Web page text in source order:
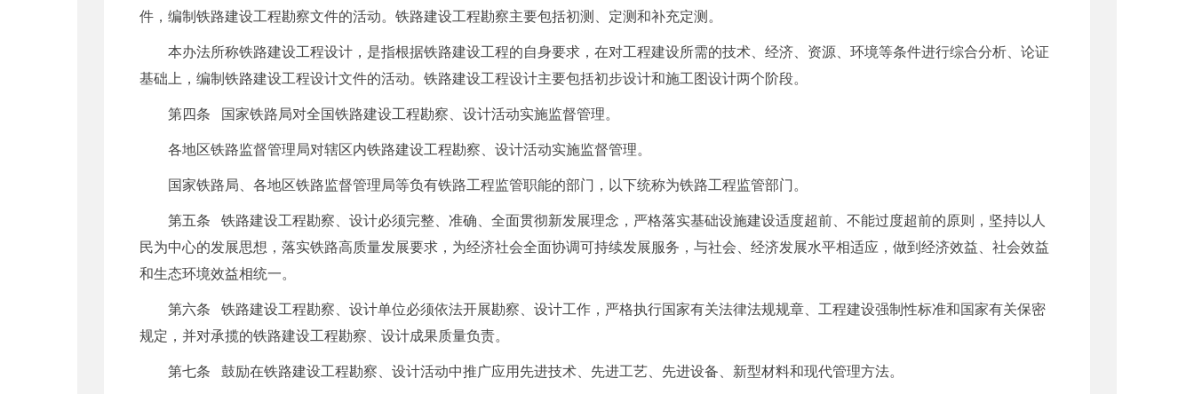
件，编制铁路建设工程勘察文件的活动。铁路建设工程勘察主要包括初测、定测和补充定测。
本办法所称铁路建设工程设计，是指根据铁路建设工程的自身要求，在对工程建设所需的技术、经济、资源、环境等条件进行综合分析、论证
基础上，编制铁路建设工程设计文件的活动。铁路建设工程设计主要包括初步设计和施工图设计两个阶段。
第四条 国家铁路局对全国铁路建设工程勘察、设计活动实施监督管理。
各地区铁路监督管理局对辖区内铁路建设工程勘察、设计活动实施监督管理。
国家铁路局、各地区铁路监督管理局等负有铁路工程监管职能的部门，以下统称为铁路工程监管部门。
第五条 铁路建设工程勘察、设计必须完整、准确、全面贯彻新发展理念，严格落实基础设施建设适度超前、不能过度超前的原则，坚持以人
民为中心的发展思想，落实铁路高质量发展要求，为经济社会全面协调可持续发展服务，与社会、经济发展水平相适应，做到经济效益、社会效益
和生态环境效益相统一。
第六条 铁路建设工程勘察、设计单位必须依法开展勘察、设计工作，严格执行国家有关法律法规规章、工程建设强制性标准和国家有关保密
规定，并对承揽的铁路建设工程勘察、设计成果质量负责。
第七条 鼓励在铁路建设工程勘察、设计活动中推广应用先进技术、先进工艺、先进设备、新型材料和现代管理方法。